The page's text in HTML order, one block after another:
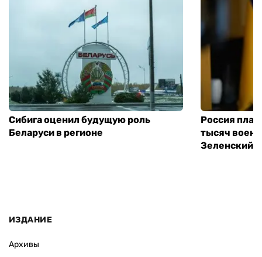
Сибига оценил будущую роль
Беларуси в регионе
Россия
тысяч
Зеленский
ИЗДАНИЕ
Архивы